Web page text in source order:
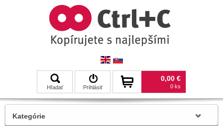
Hľadať Prihlásiť
0,00 €
0 ks
Kategórie